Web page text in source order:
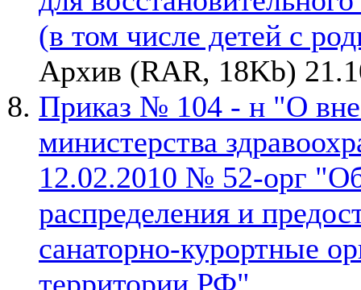
(в том числе детей с
Архив (RAR, 18Kb)
Приказ № 104 - н "О
министерства
12.02.2010 № 52-орг
распределения и
санаторно-курортные